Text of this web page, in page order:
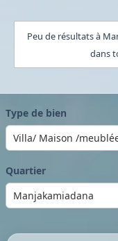
Peu de résultats à
dans
Type de bien
Quartier